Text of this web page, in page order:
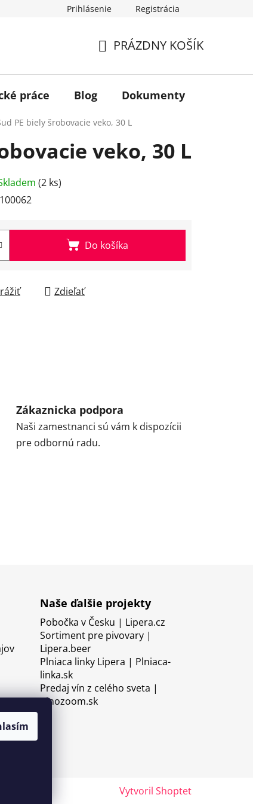
Prihlásenie Registrácia
KOŠÍK
PRÁZDNY KOŠÍK
práce Blog Dokumenty
PE biely šrobovacie veko, 30 L
veko, 30 L
(2 ks)
100062
Do košíka
Zdieľať
Zákaznicka podpora
Naši zamestnanci sú vám k dispozícii
pre odbornú radu.
Naše ďalšie projekty
Pobočka v Česku | Lipera.cz
Sortiment pre pivovary |
Lipera.beer
Plniaca linky Lipera | Plniaca-
linka.sk
Predaj vín z celého sveta |
Vinozoom.sk
Vytvoril Shoptet